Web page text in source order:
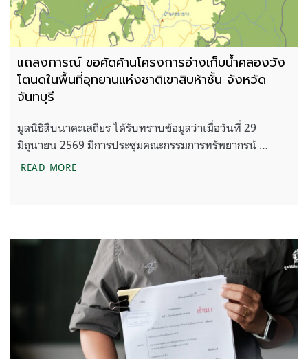
แถลงการณ์ ขอคัดค้านโครงการอ่างเก็บน้ำคลองวัง
โตนดในพื้นที่อุทยานแห่งชาติเขาสิบห้าชั้น จังหวัด
จันทบุรี
มูลนิธิสืบนาคะเสถียร ได้รับทราบข้อมูลว่าเมื่อวันที่ 29
มิถุนายน 2569 มีการประชุมคณะกรรมการทรัพยากรน้ …
READ MOREแถลงการณ์ ขอคัดค้านโครงการอ่างเก็บน้ำคลองวัง